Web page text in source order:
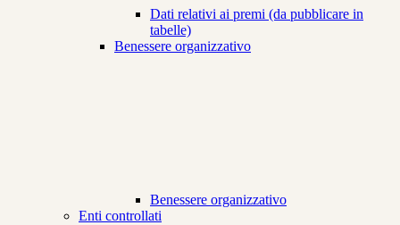
Dati relativi ai premi (da pubblicare in
tabelle)
Benessere organizzativo
Benessere organizzativo
Enti controllati